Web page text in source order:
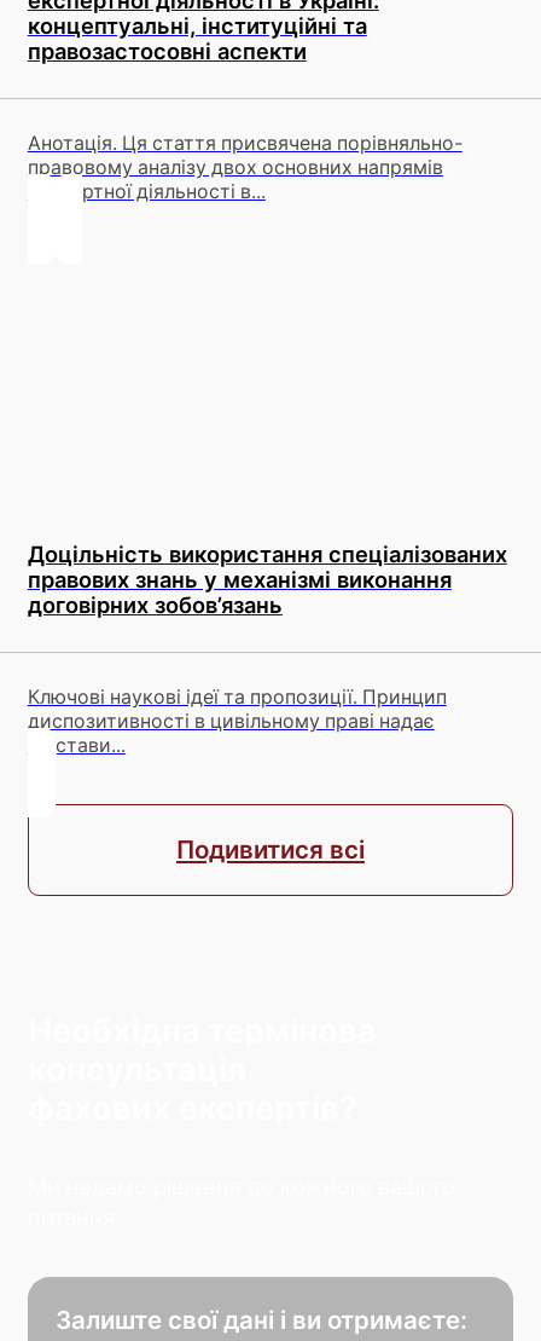
Подивитися всі
концептуальні, інституційні та
правозастосовні аспекти
Анотація. Ця стаття присвячена порівняльно-
правовому аналізу двох основних напрямів
експертної діяльності в...
Доцільність використання спеціалізованих
правових знань у механізмі виконання
договірних зобов’язань
Ключові наукові ідеї та пропозиції. Принцип
диспозитивності в цивільному праві надає
підстави...
Залиште свої дані і ви отримаєте: